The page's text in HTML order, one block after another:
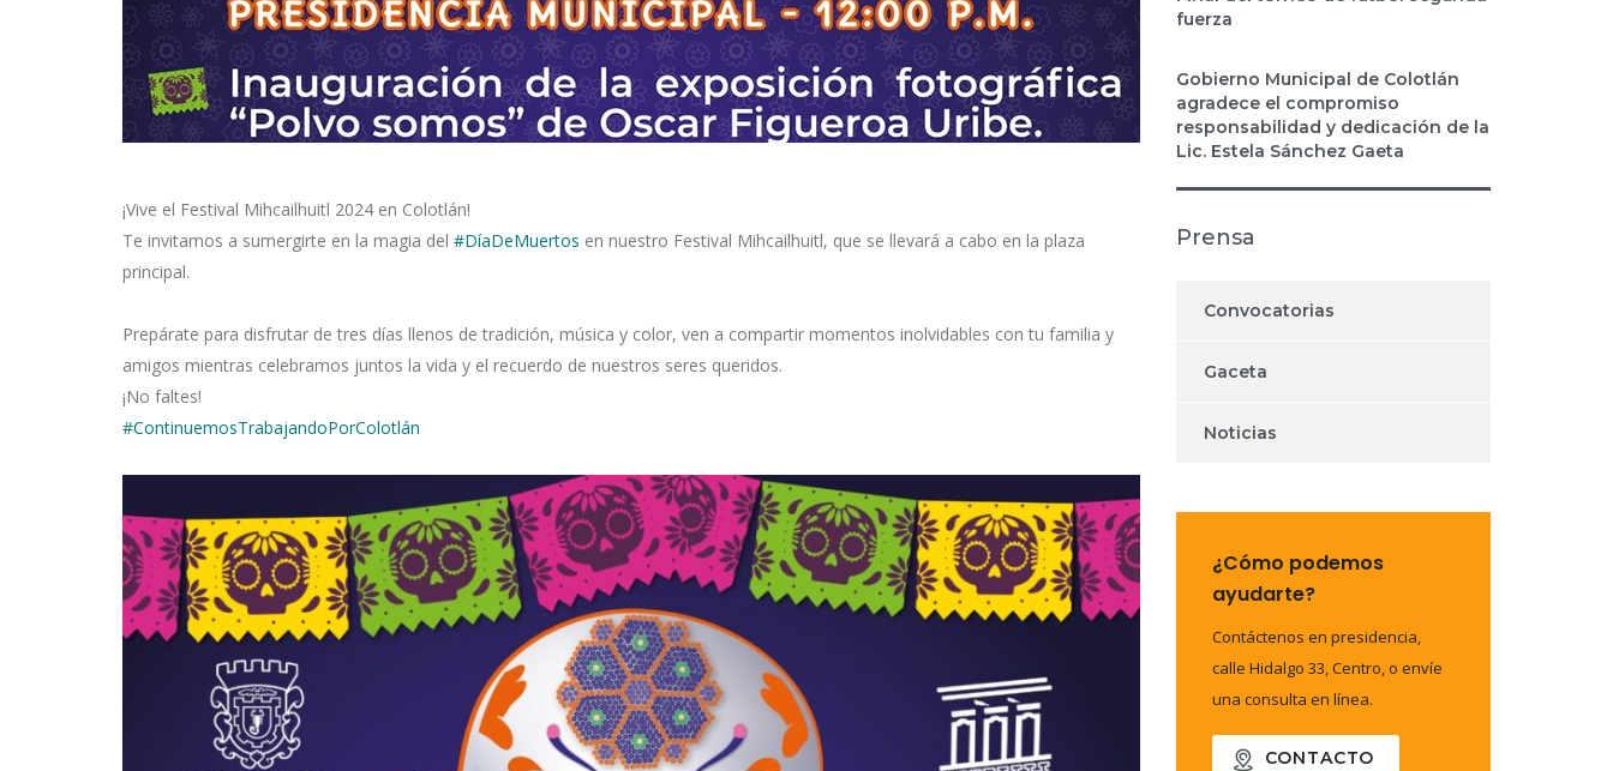
¡Vive el Festival Mihcailhuitl 2024 en Colotlán!
Te invitamos a sumergirte en la magia del #DíaDeMuertos en nuestro Festival Mihcailhuitl, que se llevará a cabo en la plaza
principal.
Prepárate para disfrutar de tres días llenos de tradición, música y color, ven a compartir momentos inolvidables con tu familia y
amigos mientras celebramos juntos la vida y el recuerdo de nuestros seres queridos.
¡No faltes!
#ContinuemosTrabajandoPorColotlán
fuerza
Gobierno Municipal de Colotlán
agradece el compromiso
responsabilidad y dedicación de la
Lic. Estela Sánchez Gaeta
Prensa
Convocatorias
Gaceta
Noticias
¿Cómo podemos
ayudarte?
Contáctenos en presidencia,
calle Hidalgo 33, Centro, o envíe
una consulta en línea.
CONTACTO